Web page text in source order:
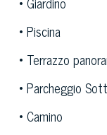
Rinascimento
.
zona divennero
comeMark
Aldo
ancora nella sua
delizioso borgo
Piscina
Terrazzo
Parcheggio
Camino